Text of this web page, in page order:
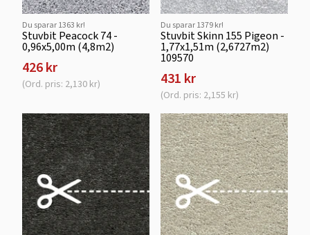
Du sparar 1363 kr!
Stuvbit Peacock 74 -
0,96x5,00m (4,8m2)
426 kr
(Ord. pris: 2,130 kr)
Du sparar 1379 kr!
Stuvbit Skinn 155 Pigeon -
1,77x1,51m (2,6727m2)
109570
431 kr
(Ord. pris: 2,155 kr)